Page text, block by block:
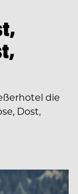
die
Dost,